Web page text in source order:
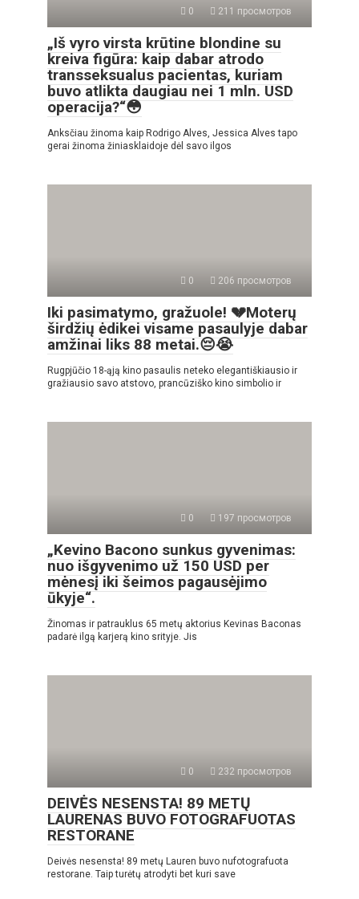
0 211 просмотров
„Iš vyro virsta krūtine blondine su
kreiva figūra: kaip dabar atrodo
transseksualus pacientas, kuriam
buvo atlikta daugiau nei 1 mln. USD
operacija?“😳
Anksčiau žinoma kaip Rodrigo Alves, Jessica Alves tapo
gerai žinoma žiniasklaidoje dėl savo ilgos
0 206 просмотров
Iki pasimatymo, gražuole! 💔Moterų
širdžių ėdikei visame pasaulyje dabar
amžinai liks 88 metai.😔😭
Rugpjūčio 18-ąją kino pasaulis neteko elegantiškiausio ir
gražiausio savo atstovo, prancūziško kino simbolio ir
0 197 просмотров
„Kevino Bacono sunkus gyvenimas:
nuo išgyvenimo už 150 USD per
mėnesį iki šeimos pagausėjimo
ūkyje“.
Žinomas ir patrauklus 65 metų aktorius Kevinas Baconas
padarė ilgą karjerą kino srityje. Jis
0 232 просмотров
DEIVĖS NESENSTA! 89 METŲ
LAURENAS BUVO FOTOGRAFUOTAS
RESTORANE
Deivės nesensta! 89 metų Lauren buvo nufotografuota
restorane. Taip turėtų atrodyti bet kuri save